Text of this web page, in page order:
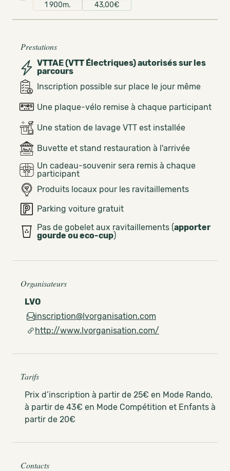
1 900m. 43,00€
Prestations
VTTAE (VTT Électriques) autorisés sur les
parcours
Inscription possible sur place le jour même
Une plaque-vélo remise à chaque participant
Une station de lavage VTT est installée
Buvette et stand restauration à l'arrivée
Un cadeau-souvenir sera remis à chaque
participant
Produits locaux pour les ravitaillements
Parking voiture gratuit
Pas de gobelet aux ravitaillements (apporter
gourde ou eco-cup)
Organisateurs
LVO
inscription@lvorganisation.com
http://www.lvorganisation.com/
Tarifs
Prix d’inscription à partir de 25€ en Mode Rando,
à partir de 43€ en Mode Compétition et Enfants à
partir de 20€
Contacts